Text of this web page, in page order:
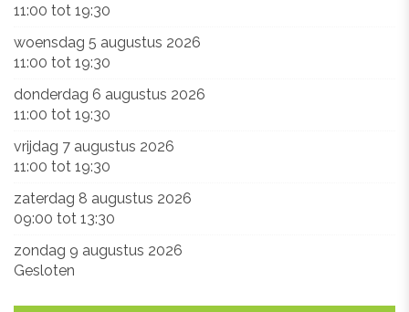
11:00 tot 19:30
woensdag 5 augustus 2026
11:00 tot 19:30
donderdag 6 augustus 2026
11:00 tot 19:30
vrijdag 7 augustus 2026
11:00 tot 19:30
zaterdag 8 augustus 2026
09:00 tot 13:30
zondag 9 augustus 2026
Gesloten